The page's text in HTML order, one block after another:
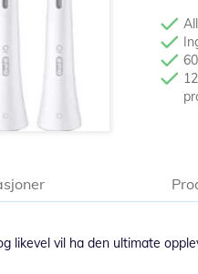
likevel vil ha den ultimate